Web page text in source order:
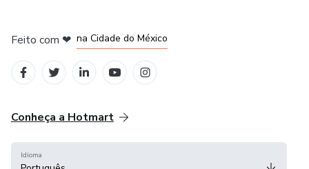
Feito com ❤ na Cidade do México
Conheça a Hotmart
Idioma